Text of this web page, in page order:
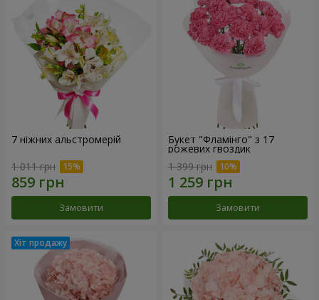
7 ніжних альстромерій
1 011 грн
Замовити
Букет "Фламінго" з 17
рожевих гвоздик
1 399 грн
Замовити